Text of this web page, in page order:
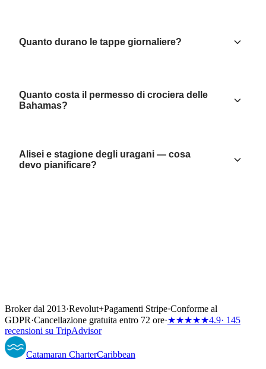
Quanto durano le tappe giornaliere?
Quanto costa il permesso di crociera delle
Bahamas?
Alisei e stagione degli uragani — cosa
devo pianificare?
Broker dal 2013·Revolut+Pagamenti Stripe·Conforme al
GDPR·Cancellazione gratuita entro 72 ore·★★★★★4.9· 145
recensioni su TripAdvisor
Catamaran CharterCaribbean